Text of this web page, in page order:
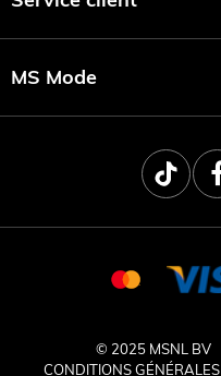
MS Mode
© 2025 MSNL BV
CONDITIONS GÉNÉRALES